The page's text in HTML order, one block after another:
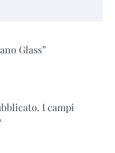
Glass”
I campi